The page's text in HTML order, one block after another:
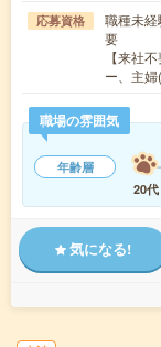
応募資格
職種未経
要
【来社
ー、主
職場の雰囲気
年齢層
20代
気になる!